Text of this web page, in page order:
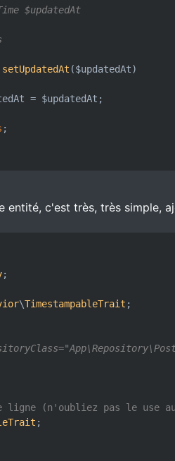
$updatedAt
setUpdatedAt ($updatedAt)
= $updatedAt;
;
entité, c'est très, très simple,
;
\TimestampableTrait ;
(n'oubliez pas le use au
;